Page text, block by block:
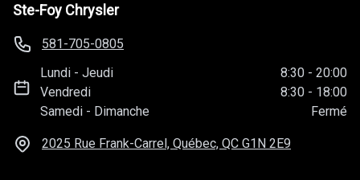
Ste-Foy Chrysler
581-705-0805
Lundi -Jeudi 8:30 - 20:00
Vendredi
8:30 - 18:00
Samedi - Dimanche Fermé
2025 Rue Frank-Carrel, Québec, QC G1N 2E9